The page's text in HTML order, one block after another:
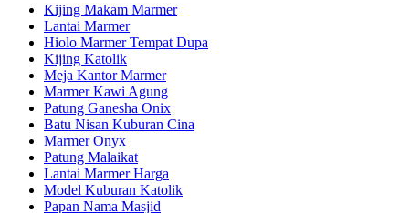
Kijing Makam Marmer
Lantai Marmer
Hiolo Marmer Tempat Dupa
Kijing Katolik
Meja Kantor Marmer
Marmer Kawi Agung
Patung Ganesha Onix
Batu Nisan Kuburan Cina
Marmer Onyx
Patung Malaikat
Lantai Marmer Harga
Model Kuburan Katolik
Papan Nama Masjid